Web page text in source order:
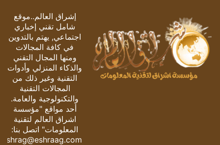
إشراق العالم..موقع
شامل تقني إخباري
اجتماعي, يهتم بالتدوين
في كافة المجالات
ومنها المجال التقني
والذكاء المنزلي وأدوات
التقنية وغير ذلك من
المجالات التقنية
والتكنولوجية والعامة.
أحد مواقع "مؤسسة
اشراق العالم لتقنية
المعلومات" اتصل بنا:
eshrag@eshraag.com